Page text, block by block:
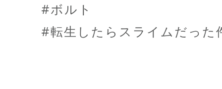
#ボルト
#転生したらスライムだった